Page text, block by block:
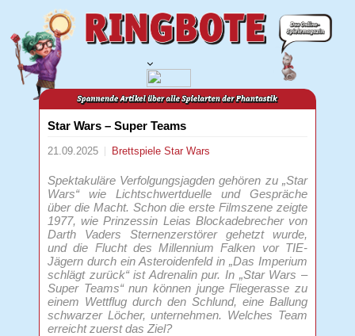
Star Wars – Super Teams
21.09.2025 BrettspieleStar Wars
Spektakuläre Verfolgungsjagden gehören zu „Star
Wars“ wie Lichtschwertduelle und Gespräche
über die Macht. Schon die erste Filmszene zeigte
1977, wie Prinzessin Leias Blockadebrecher von
Darth Vaders Sternenzerstörer gehetzt wurde,
und die Flucht des Millennium Falken vor TIE-
Jägern durch ein Asteroidenfeld in „Das Imperium
schlägt zurück“ ist Adrenalin pur. In „Star Wars –
Super Teams“ nun können junge Fliegerasse zu
einem Wettflug durch den Schlund, eine Ballung
schwarzer Löcher, unternehmen. Welches Team
erreicht zuerst das Ziel?